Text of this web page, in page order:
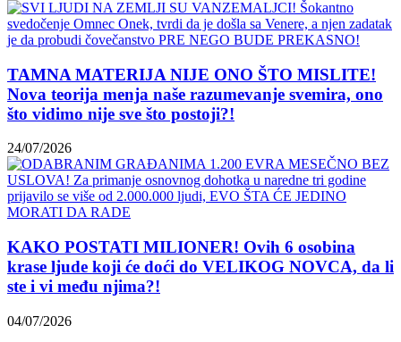
TAMNA MATERIJA NIJE ONO ŠTO MISLITE!
Nova teorija menja naše razumevanje svemira, ono
što vidimo nije sve što postoji?!
24/07/2026
KAKO POSTATI MILIONER! Ovih 6 osobina
krase ljude koji će doći do VELIKOG NOVCA, da li
ste i vi među njima?!
04/07/2026